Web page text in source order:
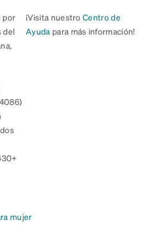
por
del
¡Visita nuestroCentro de
Ayuda para más información!
mujer